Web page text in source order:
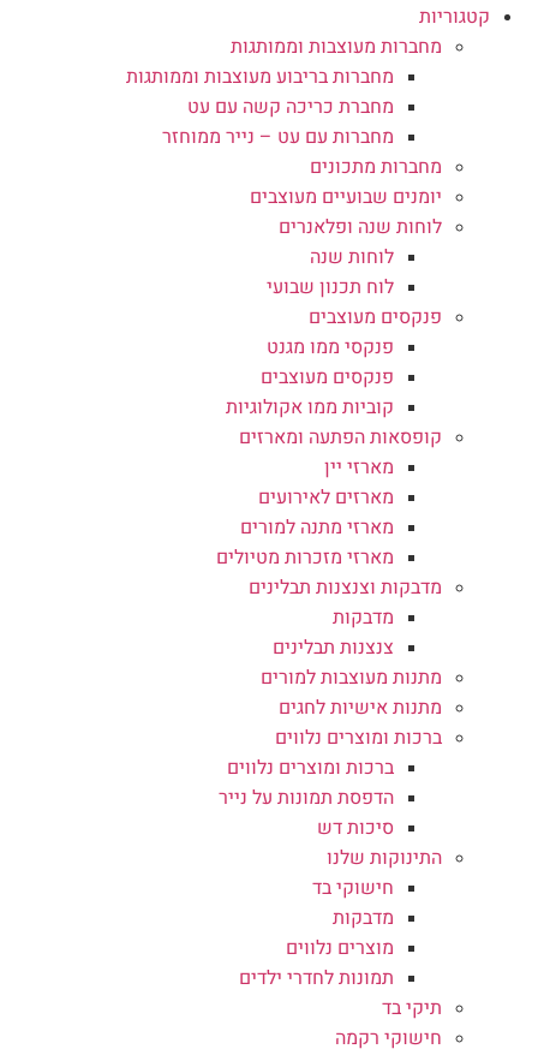
קטגוריות
מחברות מעוצבות וממותגות
מחברות בריבוע מעוצבות וממותגות
מחברת כריכה קשה עם עט
מחברות עם עט – נייר ממוחזר
מחברות מתכונים
יומנים שבועיים מעוצבים
לוחות שנה ופלאנרים
לוחות שנה
לוח תכנון שבועי
פנקסים מעוצבים
פנקסי ממו מגנט
פנקסים מעוצבים
קוביות ממו אקולוגיות
קופסאות הפתעה ומארזים
מארזי יין
מארזים לאירועים
מארזי מתנה למורים
מארזי מזכרות מטיולים
מדבקות וצנצנות תבלינים
מדבקות
צנצנות תבלינים
מתנות מעוצבות למורים
מתנות אישיות לחגים
ברכות ומוצרים נלווים
ברכות ומוצרים נלווים
הדפסת תמונות על נייר
סיכות דש
התינוקות שלנו
חישוקי בד
מדבקות
מוצרים נלווים
תמונות לחדרי ילדים
תיקי בד
חישוקי רקמה